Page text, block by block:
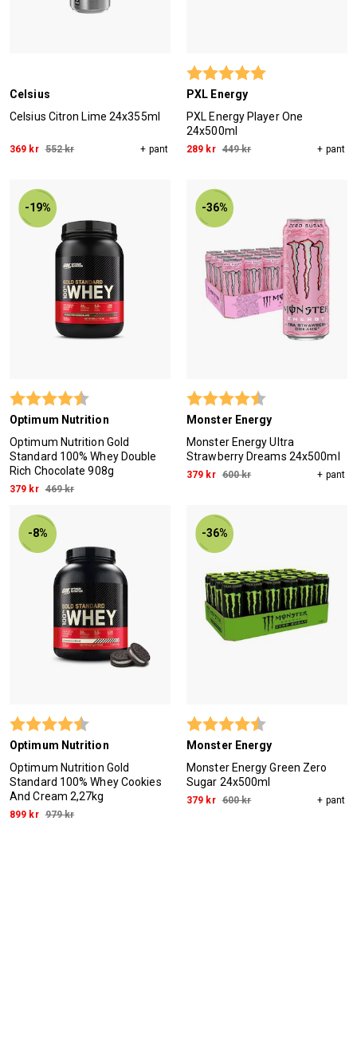
Celsius
Celsius Citron Lime 24x355ml
369 kr 552 kr + pant
Betyg:
PXL Energy
PXL Energy Player One
24x500ml
289 kr 449 kr + pant
-19%
Betyg: 4.3 utav 5 stjärnor
Optimum Nutrition
Optimum Nutrition Gold
Standard 100% Whey Double
Rich Chocolate 908g
379 kr 469 kr
-36%
Betyg:
Monster Energy
Monster Energy Ultra
Strawberry Dreams 24x500ml
379 kr 600 kr + pant
-8%
Betyg: 4.1 utav 5 stjärnor
Optimum Nutrition
Optimum Nutrition Gold
Standard 100% Whey Cookies
And Cream 2,27kg
899 kr 979 kr
-36%
Betyg:
Monster Energy
Monster Energy Green Zero
Sugar 24x500ml
379 kr 600 kr + pant